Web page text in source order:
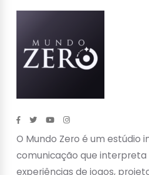
O Mundo Zero é um estúdio
comunicação que interpreta
experiências de jogos,